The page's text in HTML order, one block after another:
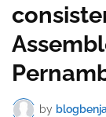
by